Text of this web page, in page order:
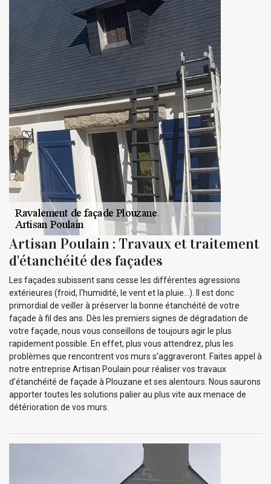
Artisan Poulain : Travaux et traitement
d'étanchéité des façades
Les façades subissent sans cesse les différentes agressions
extérieures (froid, l'humidité, le vent et la pluie…). Il est donc
primordial de veiller à préserver la bonne étanchéité de votre
façade à fil des ans. Dès les premiers signes de dégradation de
votre façade, nous vous conseillons de toujours agir le plus
rapidement possible. En effet, plus vous attendrez, plus les
problèmes que rencontrent vos murs s’aggraveront. Faites appel à
notre entreprise Artisan Poulain pour réaliser vos travaux
d'étanchéité de façade à Plouzane et ses alentours. Nous saurons
apporter toutes les solutions palier au plus vite aux menace de
détérioration de vos murs.